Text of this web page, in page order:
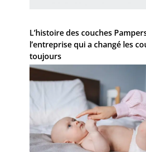
L’histoire des couches
l’entreprise qui a changé les
toujours